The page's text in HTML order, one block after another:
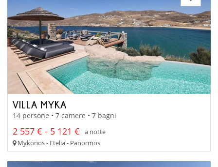
VILLA MYKA
14 persone • 7 camere • 7 bagni
2 557 € - 5 121 €
a notte
Mykonos - Ftelia - Panormos